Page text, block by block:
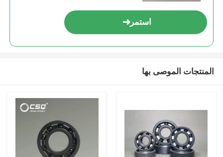
استمر
المنتجات الموصى بها